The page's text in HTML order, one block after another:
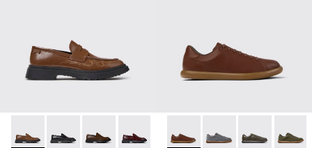
Walden - K100633-049 - 男裝啡色莫卡辛皮鞋。
Walden - K100633-048
Walden - K100633-046
Walden - K100633-045
Walden - K100633-038
Walden - K100633-029
Walden -Walden -
Pelotas Soller - K101003-
Pelotas Soller -
Pelotas Soller